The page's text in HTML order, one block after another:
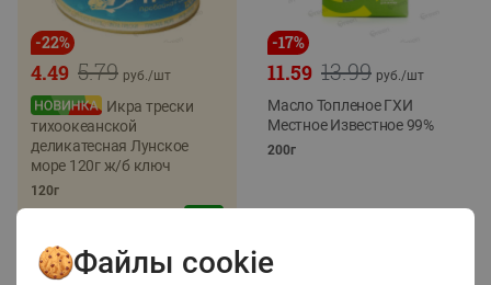
-22%
5.79
4.49 руб./шт
Икра трески
тихоокеанской
деликатесная Лунское
море 120г ж/б ключ
120г
-17%
13.99
11.59 руб./шт
Масло Топленое ГХИ
Местное Известное 99%
200г
Файлы cookie